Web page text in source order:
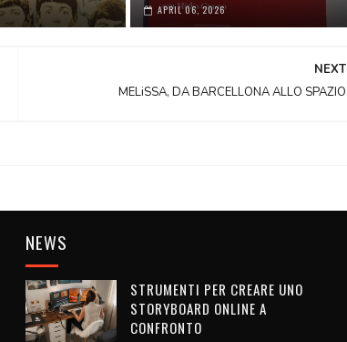
APRIL 06, 2026
NEXT
MELiSSA, DA BARCELLONA ALLO SPAZIO
NEWS
STRUMENTI PER CREARE UNO
STORYBOARD ONLINE A
CONFRONTO